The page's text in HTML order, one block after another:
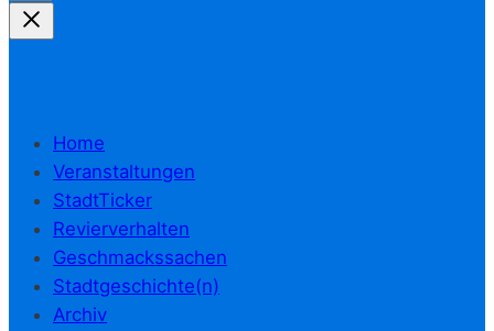
Home
Veranstaltungen
StadtTicker
Revierverhalten
Geschmackssachen
Stadtgeschichte(n)
Archiv